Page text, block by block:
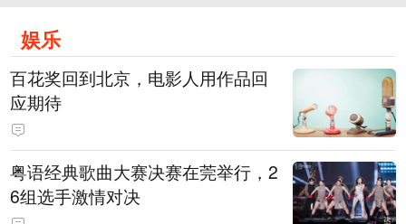
娱乐
百花奖回到北京，电影人用作品回
应期待
粤语经典歌曲大赛决赛在莞举行，2
6组选手激情对决